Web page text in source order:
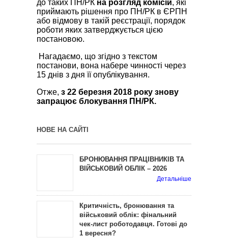
до таких ПН/РК на розгляд комісій, які
приймають рішення про ПН/РК в ЄРПН
або відмову в такій реєстрації, порядок
роботи яких затверджується цією
постановою.
Нагадаємо, що згідно з текстом
постанови, вона набере чинності через
15 днів з дня її опублікування.
Отже, з 22 березня 2018 року знову
запрацює блокування ПН/РК.
НОВЕ НА САЙТІ
БРОНЮВАННЯ ПРАЦІВНИКІВ ТА
ВІЙСЬКОВИЙ ОБЛІК – 2026
Детальніше
Критичність, бронювання та
військовий облік: фінальний
чек-лист роботодавця. Готові до
1 вересня?